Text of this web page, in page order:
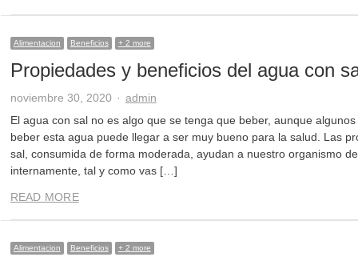
Alimentacion Beneficios + 2 more
Propiedades y beneficios del agua con
noviembre 30, 2020 Author
admin
El agua con sal no es algo que se tenga que beber, aunque
beber esta agua puede llegar a ser muy bueno para la salud. Las
sal, consumida de forma moderada, ayudan a nuestro organismo
internamente, tal y como vas […]
READ MORE
Alimentacion Beneficios + 2 more